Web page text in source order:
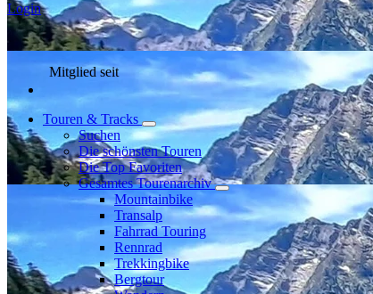
Login
Mitglied seit
Touren & Tracks
Suchen
Die schönsten Touren
Die Top Favoriten
Gesamtes Tourenarchiv
Mountainbike
Transalp
Fahrrad Touring
Rennrad
Trekkingbike
Bergtour